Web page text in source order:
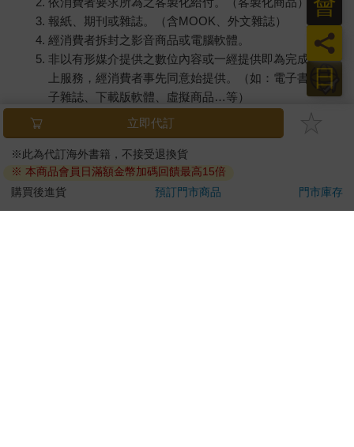
報紙、期刊或雜誌。（含MOOK、外文雜誌）
經消費者拆封之影音商品或電腦軟體。
非以有形媒介提供之數位內容或一經提供即為完成之線
上服務，經消費者事先同意始提供。（如：電子書、電
子雜誌、下載版軟體、虛擬商品…等）
已拆封之個人衛生用品。（如：內衣褲、刮鬍刀、除毛
若非上列種類商品，均享有到貨7天的猶豫期（含例假
日）。
辦理退換貨時，商品（組合商品恕無法接受單獨退貨）必須
是您收到商品時的原始狀態（包含商品本體、配件、贈品、
立即代訂
※此為代訂海外書籍，不接受退換貨
※ 本商品會員日滿額金幣加碼回饋最高15倍
購買後進貨
預訂門市商品 門市庫存
日
員
會